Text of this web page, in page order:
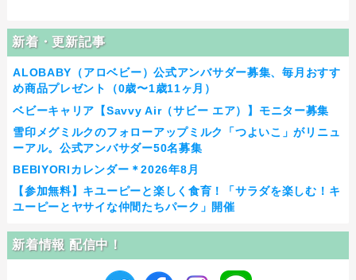
新着・更新記事
ALOBABY（アロベビー）公式アンバサダー募集、毎月おすす
め商品プレゼント（0歳〜1歳11ヶ月）
ベビーキャリア【Savvy Air（サビー エア）】モニター募集
雪印メグミルクのフォローアップミルク「つよいこ」がリニュ
ーアル。公式アンバサダー50名募集
BEBIYORIカレンダー＊2026年8月
【参加無料】キユーピーと楽しく食育！「サラダを楽しむ！キ
ユーピーとヤサイな仲間たちパーク」開催
新着情報 配信中！